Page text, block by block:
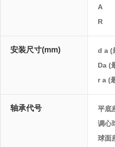
A
R
安装尺寸(mm) d a (
Da (
r a (
轴承代号 平底
调心
球面